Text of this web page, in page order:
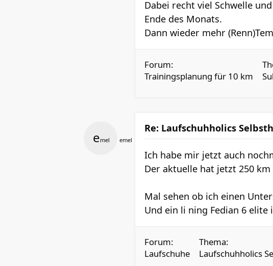
Dabei recht viel Schwelle
Ende des Monats.
Dann wieder mehr
Forum:
Trainingsplanung für 10 km
emel emel
Re: Laufschuhholics
Ich habe mir jetzt auch
Der aktuelle hat jetzt 250
Mal sehen ob ich einen
Und ein li ning Fedian 6 elite
Forum:
Laufschuhe
Thema:
Laufschuhholics